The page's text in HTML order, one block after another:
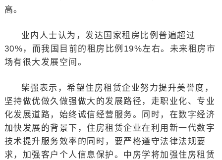
高。
业内人士认为，发达国家租房比例普遍超过
30%，而我国目前的租房比例19%左右。未来租房市
场有很大发展空间。
柴强表示，希望住房租赁企业努力提升美誉度，
坚持做优做久做强做大的发展路径，走职业化、专业
化发展道路，始终诚信经营服务。同时，在数字经济
加快发展的背景下，住房租赁企业在利用新一代数字
技术提升服务效率的同时，要严格遵守法律法规要
求，加强客户个人信息保护。中房学将加强住房租赁